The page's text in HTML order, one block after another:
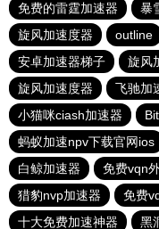
免费的雷霆加速器
暴
旋风加速度器
outline
安卓加速器梯子
旋风
旋风加速度器
飞驰加
小猫咪ciash加速器
蚂蚁加速npv下载官网ios
白鲸加速器
免费vqn
猎豹nvp加速器
免费
十大免费加速神器
黑